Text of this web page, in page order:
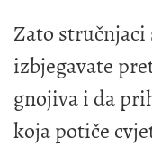
Zato
izbjegavate
gnojiva i da
koja potiče